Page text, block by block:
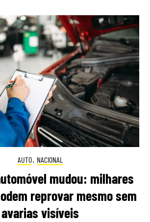
AUTO, NACIONAL
mudou: milhares
reprovar mesmo sem
avarias visíveis